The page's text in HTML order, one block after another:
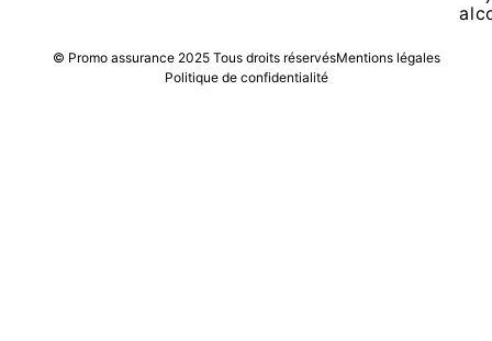
© Promo assurance 2025 Tous droits réservésMentions légales
Politique de confidentialité